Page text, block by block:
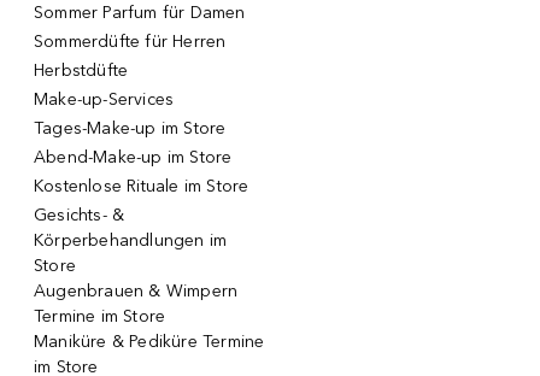
Sommer Parfum für Damen
Sommerdüfte für Herren
Herbstdüfte
Make-up-Services
Tages-Make-up im Store
Abend-Make-up im Store
Kostenlose Rituale im Store
Gesichts- &
Körperbehandlungen im
Store
Augenbrauen & Wimpern
Termine im Store
Maniküre & Pediküre Termine
im Store